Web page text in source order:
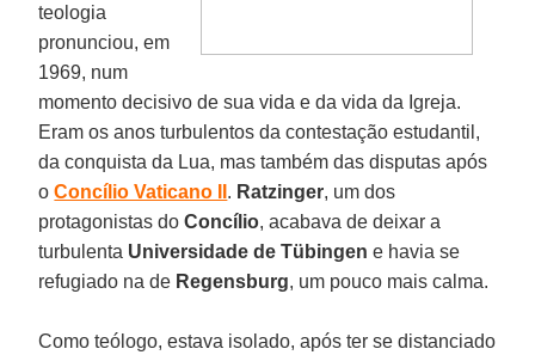
teologia
pronunciou, em
1969, num
momento decisivo de sua vida e da vida da Igreja.
Eram os anos turbulentos da contestação estudantil,
da conquista da Lua, mas também das disputas após
oConcílio Vaticano II . Ratzinger, um dos
protagonistas doConcílio, acabava de deixar a
turbulenta Universidade de Tübingene havia se
refugiado na de Regensburg, um pouco mais calma.
Como teólogo, estava isolado, após ter se distanciado